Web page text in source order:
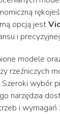
opcją jest
i
modele
rzeźniczych
Szeroki wybór
narzędzia
i wymagań